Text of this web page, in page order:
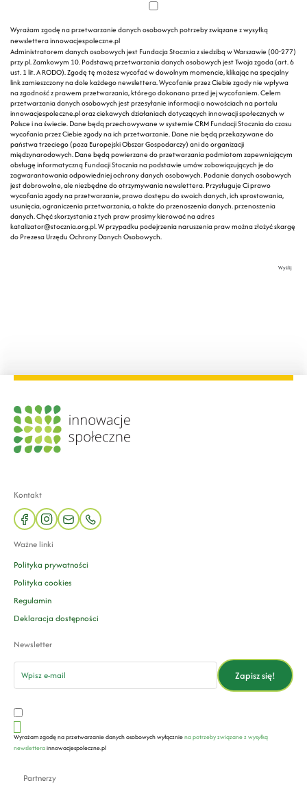
Wyrażam zgodę na przetwarzanie danych osobowych potrzeby związane z wysyłką
newslettera innowacjespoleczne.pl
Administratorem danych osobowych jest Fundacja Stocznia z siedzibą w Warszawie (00-277)
przy pl. Zamkowym 10. Podstawą przetwarzania danych osobowych jest Twoja zgoda (art. 6
ust. 1 lit. A RODO). Zgodę tę możesz wycofać w dowolnym momencie, klikając na specjalny
link zamieszczony na dole każdego newslettera. Wycofanie przez Ciebie zgody nie wpływa
na zgodność z prawem przetwarzania, którego dokonano przed jej wycofaniem. Celem
przetwarzania danych osobowych jest przesyłanie informacji o nowościach na portalu
innowacjespoleczne.pl oraz ciekawych działaniach dotyczących innowacji społecznych w
Polsce i na świecie. Dane będą przechowywane w systemie CRM Fundacji Stocznia do czasu
wycofania przez Ciebie zgody na ich przetwarzanie. Dane nie będą przekazywane do
państwa trzeciego (poza Europejski Obszar Gospodarczy) ani do organizacji
międzynarodowych. Dane będą powierzane do przetwarzania podmiotom zapewniającym
obsługę informatyczną Fundacji Stocznia na podstawie umów zobowiązujących je do
zagwarantowania odpowiedniej ochrony danych osobowych. Podanie danych osobowych
jest dobrowolne, ale niezbędne do otrzymywania newslettera. Przysługuje Ci prawo
wycofania zgody na przetwarzanie, prawo dostępu do swoich danych, ich sprostowania,
usunięcia, ograniczenia przetwarzania, a także do przenoszenia danych. przenoszenia
danych. Chęć skorzystania z tych praw prosimy kierować na adres
katalizator@stocznia.org.pl. W przypadku podejrzenia naruszenia praw można złożyć skargę
do Prezesa Urzędu Ochrony Danych Osobowych.
Wyślij
Kontakt
facebookinstagram
mail phone
Ważne linki
Polityka prywatności
Polityka cookies
Regulamin
Deklaracja dostępności
Newsletter
email
Zapisz się!
Wyrażam zgodę na przetwarzanie danych osobowych wyłączniena potrzeby związane z wysyłką
newsletterainnowacjespoleczne.pl
Partnerzy